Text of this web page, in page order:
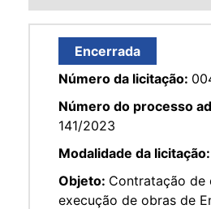
Encerrada
Número da licitação:
Número do processo
141/2023
Modalidade da licitação:
Objeto: Contratação de
execução de obras de